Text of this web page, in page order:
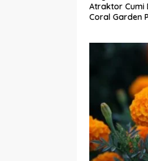
Pendekatan
untuk